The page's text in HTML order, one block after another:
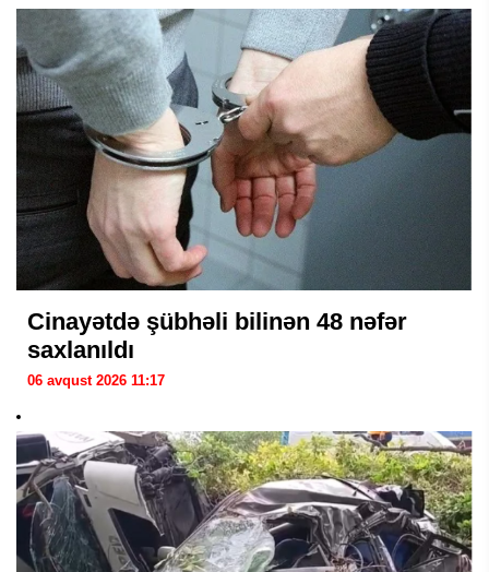
Cinayətdə şübhəli bilinən 48 nəfər
saxlanıldı
06 avqust 2026 11:17